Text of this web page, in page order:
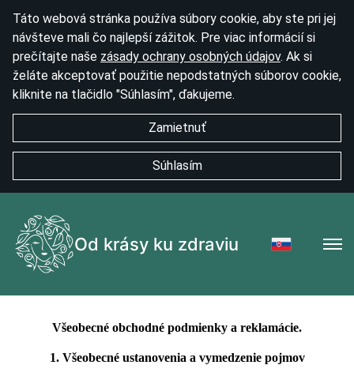
Táto webová stránka používa súbory cookie, aby ste pri jej
návšteve mali čo najlepší zážitok. Pre viac informácií si
prečítajte naše zásady ochrany osobných údajov. Ak si
želáte akceptovať použitie nepodstatných súborov cookie,
kliknite na tlačidlo "Súhlasím", ďakujeme.
Zamietnuť
Súhlasím
Od krásy ku zdraviu
Všeobecné obchodné podmienky a reklamácie.
1. Všeobecné ustanovenia a vymedzenie pojmov